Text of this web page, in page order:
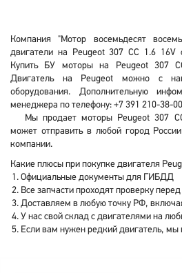
Компания "Мотор восемьдесят
двигатели на Peugeot 307 CC 1.6
Купить БУ моторы на Peugeot 307
Двигатель на Peugeot можно с
оборудования. Дополнительную
менеджера по телефону: +7 391 210-38-
Мы продает моторы Peugeot 307
может отправить в любой город
компании.
Какие плюсы при покупке двигателя
Официальные документы для ГИБДД
Все запчасти проходят проверку
Доставляем в любую точку РФ,
У нас свой склад с двигателями на
Если вам нужен редкий двигатель, мы